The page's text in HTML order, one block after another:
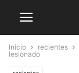
Inicio recientes
lesionado